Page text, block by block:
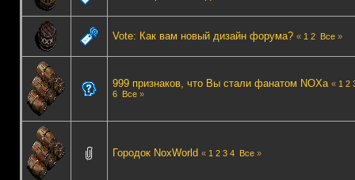
Vote: Как вам новый дизайн форума? « 1 2 Все»
999 признаков, что Вы стали фанатом NOXа « 1 2
6 Все»
Городок NoxWorld « 1 2 3 4 Все»